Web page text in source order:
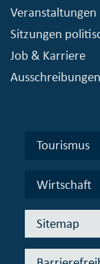
Veranstaltungen
Sitzungen
Job & Karriere
Ausschreibungen
Tourismus
Wirtschaft
Sitemap